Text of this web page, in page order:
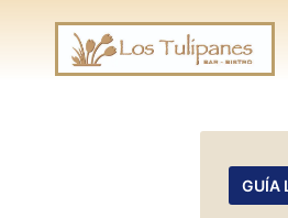
GUÍA